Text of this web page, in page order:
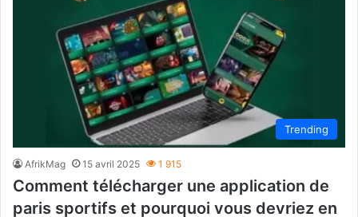
Trending
AfrikMag 15 avril 2025 1 915
Comment télécharger une application de
paris sportifs et pourquoi vous devriez en